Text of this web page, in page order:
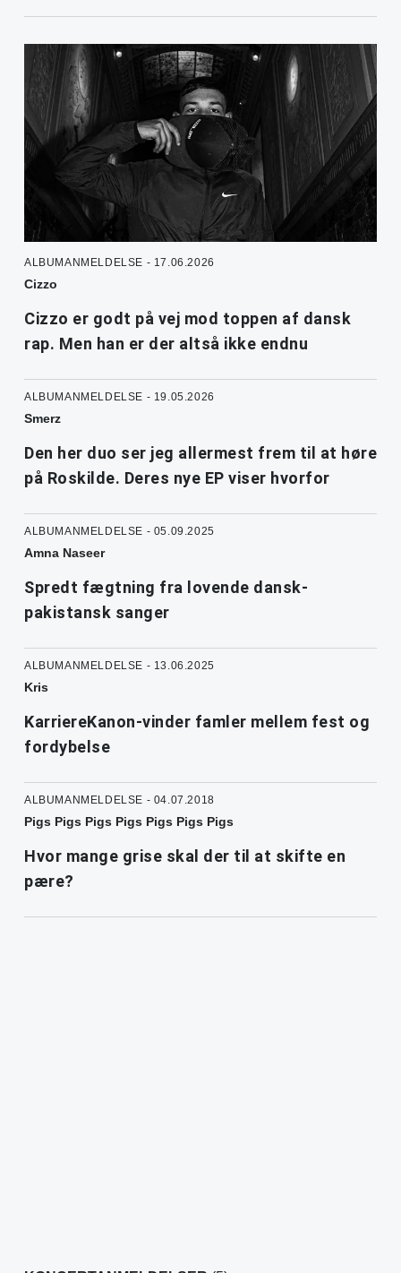
ALBUMANMELDELSE - 17.06.2026
Cizzo
Cizzo er godt på vej mod toppen af dansk
rap. Men han er der altså ikke endnu
ALBUMANMELDELSE - 19.05.2026
Smerz
Den her duo ser jeg allermest frem til at høre
på Roskilde. Deres nye EP viser hvorfor
ALBUMANMELDELSE - 05.09.2025
Amna Naseer
Spredt fægtning fra lovende dansk-
pakistansk sanger
ALBUMANMELDELSE - 13.06.2025
Kris
KarriereKanon-vinder famler mellem fest og
fordybelse
ALBUMANMELDELSE - 04.07.2018
Pigs Pigs Pigs Pigs Pigs Pigs Pigs
Hvor mange grise skal der til at skifte en
pære?